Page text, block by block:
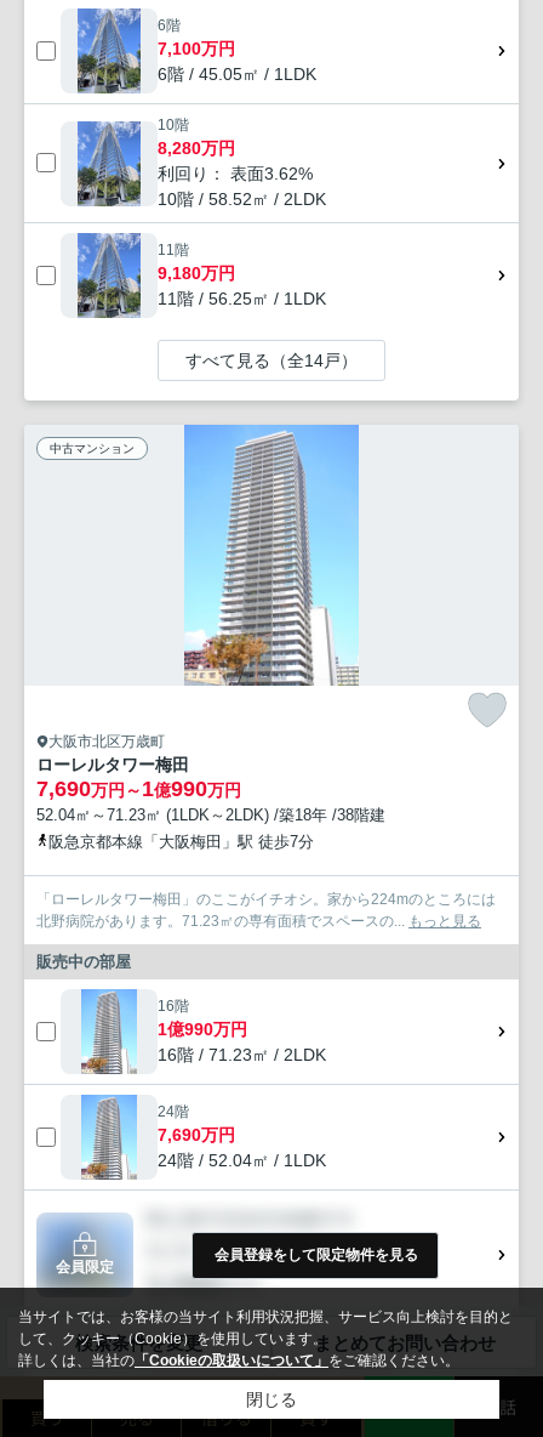
6階
7,100万円
6階 / 45.05㎡ / 1LDK
10階
8,280万円
利回り： 表面3.62%
10階 / 58.52㎡ / 2LDK
11階
9,180万円
11階 / 56.25㎡ / 1LDK
すべて見る（全14戸）
中古マンション
大阪市北区万歳町
ローレルタワー梅田
7,690万円～1億990万円
52.04㎡～71.23㎡ (1LDK～2LDK) /築18年 /38階建
阪急京都本線「大阪梅田」駅 徒歩7分
「ローレルタワー梅田」のここがイチオシ。家から224mのところには
北野病院があります。71.23㎡の専有面積でスペースの... もっと見る
販売中の部屋
16階
1億990万円
16階 / 71.23㎡ / 2LDK
24階
7,690万円
24階 / 52.04㎡ / 1LDK
会員限定
会員登録をして限定物件を見る
すべて見る（全6戸）
検索条件を変更 まとめてお問い合わせ
無料お問い合わせ
買う 売る 借りる 貸す 電話
当サイトでは、お客様の当サイト利用状況把握、サービス向上検討を目的と
して、クッキー（Cookie）を使用しています。
詳しくは、当社の 「Cookieの取扱いについて」 をご確認ください。
閉じる